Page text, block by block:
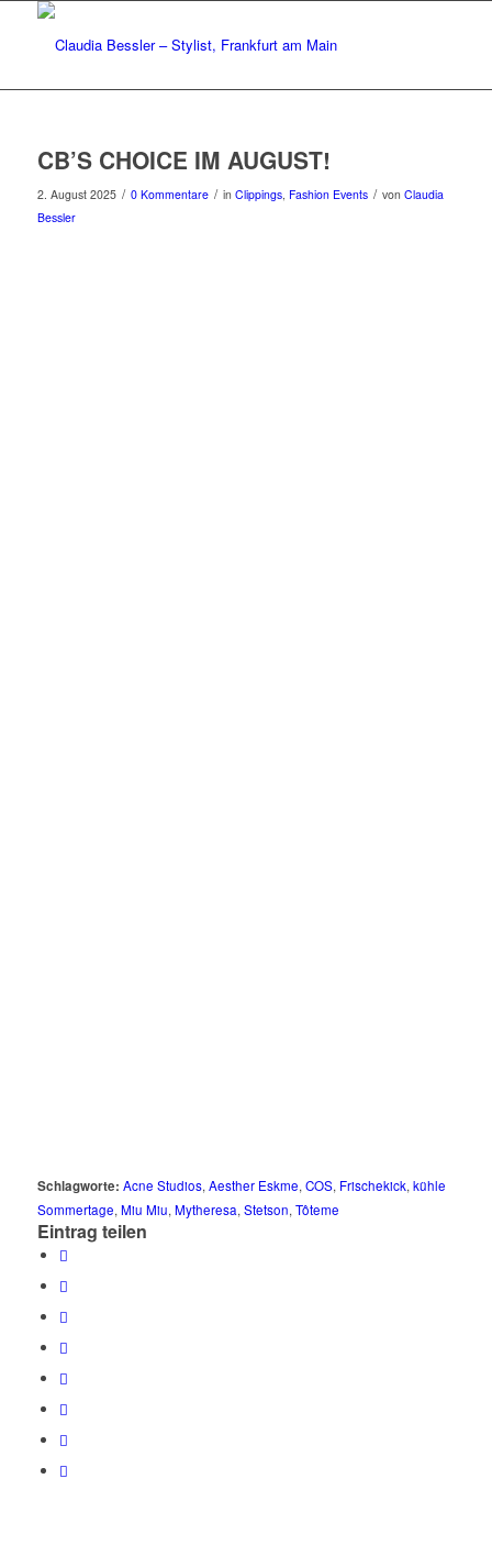
CB’S CHOICE IM AUGUST!
2. August 2025 / 0 Kommentare / in Clippings, Fashion Events / von Claudia
Bessler
Schlagworte: Acne Studios, Aesther Eskme, COS, Frischekick, kühle
Sommertage, Miu Miu, Mytheresa, Stetson, Tôteme
Eintrag teilen